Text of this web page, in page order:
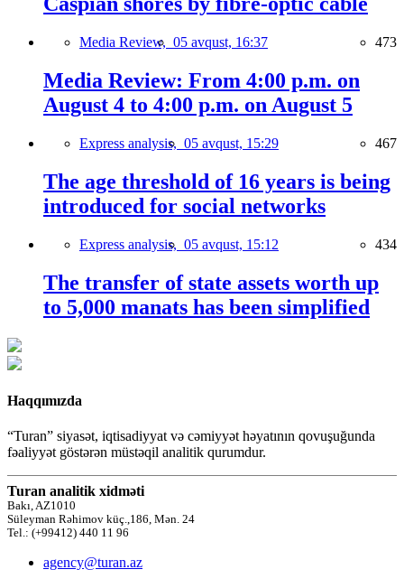
Media Review, 05 avqust, 16:37 473
Media Review: From 4:00 p.m. on
August 4 to 4:00 p.m. on August 5
Express analysis, 05 avqust, 15:29 467
The age threshold of 16 years is being
introduced for social networks
Express analysis, 05 avqust, 15:12 434
The transfer of state assets worth up
to 5,000 manats has been simplified
Haqqımızda
“Turan” siyasət, iqtisadiyyat və cəmiyyət həyatının qovuşuğunda
fəaliyyət göstərən müstəqil analitik qurumdur.
Turan analitik xidməti
Bakı, AZ1010
Süleyman Rəhimov küç.,186, Mən. 24
Tel.: (+99412) 440 11 96
agency@turan.az